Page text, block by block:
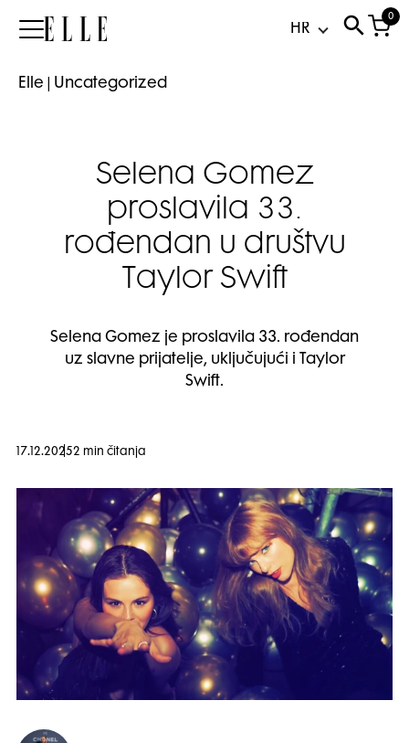
Elle
0
Elle Uncategorized
Selena Gomez
proslavila 33.
rođendan u društvu
Taylor Swift
Selena Gomez je proslavila 33. rođendan
uz slavne prijatelje, uključujući i Taylor
Swift.
17.12.20252 min čitanja